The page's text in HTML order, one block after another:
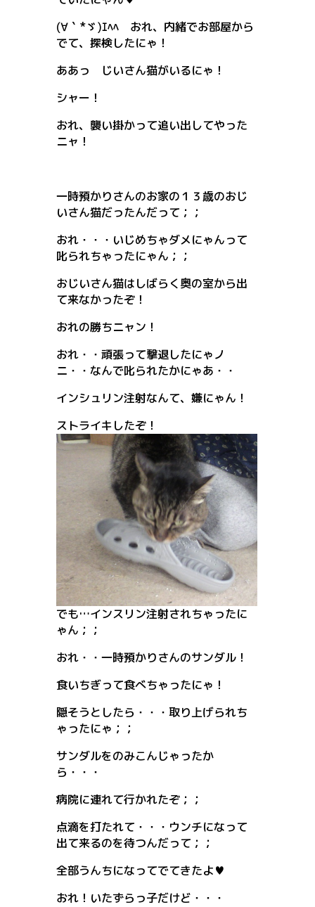
(∀｀*ゞ)ｴﾍﾍ おれ、内緒でお部屋から
でて、探検したにゃ！
ああっ じいさん猫がいるにゃ！
シャー！
おれ、襲い掛かって追い出してやった
ニャ！
一時預かりさんのお家の１３歳のおじ
いさん猫だったんだって；；
おれ・・・いじめちゃダメにゃんって
叱られちゃったにゃん；；
おじいさん猫はしばらく奥の室から出
て来なかったぞ！
おれの勝ちニャン！
おれ・・頑張って撃退したにゃノ
ニ・・なんで叱られたかにゃあ・・
インシュリン注射なんて、嫌にゃん！
ストライキしたぞ！
でも…インスリン注射されちゃったに
ゃん；；
おれ・・一時預かりさんのサンダル！
食いちぎって食べちゃったにゃ！
隠そうとしたら・・・取り上げられち
ゃったにゃ；；
サンダルをのみこんじゃったか
ら・・・
病院に連れて行かれたぞ；；
点滴を打たれて・・・ウンチになって
出て来るのを待つんだって；；
全部うんちになってでてきたよ♥
おれ！いたずらっ子だけど・・・